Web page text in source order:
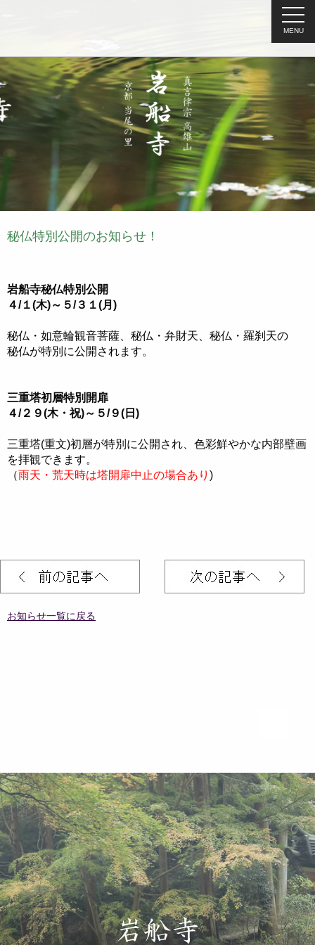
MENU
秘仏特別公開のお知らせ！
岩船寺秘仏特別公開
４/１(木)～５/３１(月 )
秘仏・如意輪観音菩薩、秘仏・弁財天、秘仏・羅刹天の
秘仏が特別に公開されます。
三重塔初層特別開扉
４/２９(木・祝)～５/９(日)
三重塔(重文)初層が特別に公開され、色彩鮮やかな内部壁画
を拝観できます。
（雨天・荒天時は塔開扉中止の場合あり )
お知らせ一覧に戻る